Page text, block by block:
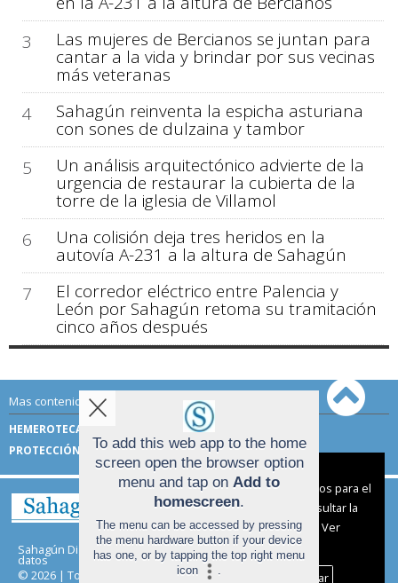
3
Las mujeres de Bercianos se juntan para
cantar a la vida y brindar por sus vecinas
más veteranas
4
Sahagún reinventa la espicha asturiana
con sones de dulzaina y tambor
5
Un análisis arquitectónico advierte de la
urgencia de restaurar la cubierta de la
torre de la iglesia de Villamol
6
Una colisión deja tres heridos en la
autovía A-231 a la altura de Sahagún
7
El corredor eléctrico entre Palencia y
León por Sahagún retoma su tramitación
cinco años después
Mas contenido de Sahagún Digital:
HEMEROTECA
TÉRMINOS DE USO
PROTECCIÓN DE DATOS
Sahagún Digital | Términos de uso|Protección de
datos
© 2026 | Todos los derechos reservados
Aviso sobre el Uso de cookies:
Utilizamos cookies nuestras y de terceros para el
funcionamiento del digital. Puedes consultar la
lista de cookies y como desconectarlas.
Ver
nuestra Política de Privacidad y Cookies
Aceptar Cookies
Personalizar
To add this web app to the home
screen open the browser option
menu and tap on Add to
homescreen.
The menu can be accessed by pressing
the menu hardware button if your device
has one, or by tapping the top right menu
icon
.